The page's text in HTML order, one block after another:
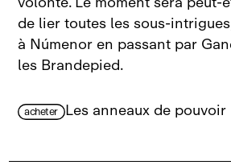
de lier toutes les
à Númenor en passant par
les Brandepied.
acheter Les anneaux de pouvoir